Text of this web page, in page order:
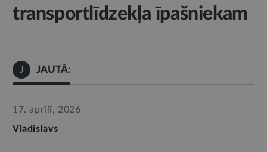
transportlīdzekļa īpašniekam
J JAUTĀ:
17. aprīlī, 2026
Vladislavs